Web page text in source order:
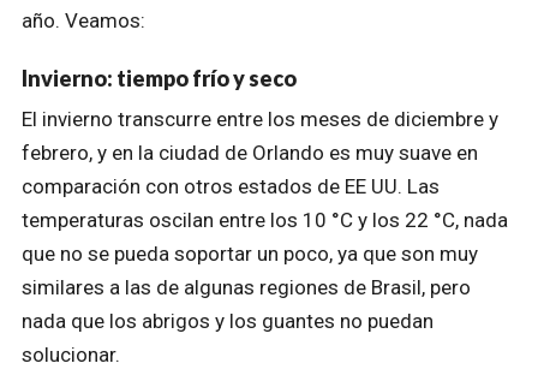
año. Veamos:
Invierno: tiempo frío y seco
El invierno transcurre entre los meses de diciembre y
febrero, y en la ciudad de Orlando es muy suave en
comparación con otros estados de EE UU. Las
temperaturas oscilan entre los 10 °C y los 22 °C, nada
que no se pueda soportar un poco, ya que son muy
similares a las de algunas regiones de Brasil, pero
nada que los abrigos y los guantes no puedan
solucionar.